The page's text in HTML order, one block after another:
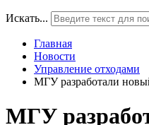
Искать...
Главная
Новости
Управление отходами
МГУ разработали
МГУ